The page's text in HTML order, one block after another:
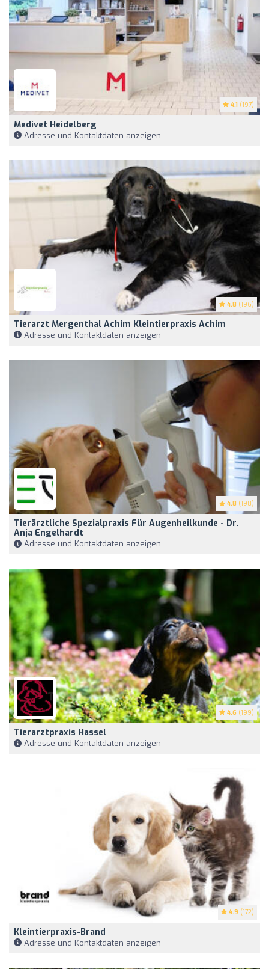
4.1 (197)
Medivet Heidelberg
Adresse und Kontaktdaten anzeigen
4.8 (196)
Tierarzt Mergenthal Achim Kleintierpraxis Achim
Adresse und Kontaktdaten anzeigen
4.8 (198)
Tierärztliche Spezialpraxis Für Augenheilkunde - Dr.
Anja Engelhardt
Adresse und Kontaktdaten anzeigen
4.6 (199)
Tierarztpraxis Hassel
Adresse und Kontaktdaten anzeigen
4.9 (172)
Kleintierpraxis-Brand
Adresse und Kontaktdaten anzeigen